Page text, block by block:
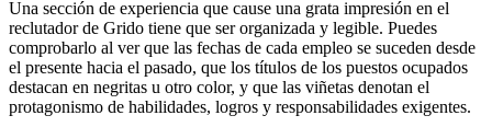
Una sección de experiencia que cause una grata impresión en el
reclutador de Grido tiene que ser organizada y legible. Puedes
comprobarlo al ver que las fechas de cada empleo se suceden desde
el presente hacia el pasado, que los títulos de los puestos ocupados
destacan en negritas u otro color, y que las viñetas denotan el
protagonismo de habilidades, logros y responsabilidades exigentes.